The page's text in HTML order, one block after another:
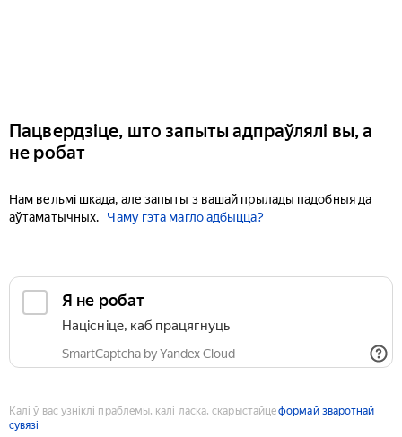
Пацвердзіце, што запыты адпраўлялі вы, а
не робат
Нам вельмі шкада, але запыты з вашай прылады падобныя да
аўтаматычных.
Чаму гэта магло адбыцца?
Я не робат
Націсніце, каб працягнуць
SmartCaptcha by Yandex Cloud
Калі ў вас узніклі праблемы, калі ласка, скарыстайцеформай зваротнай
сувязі